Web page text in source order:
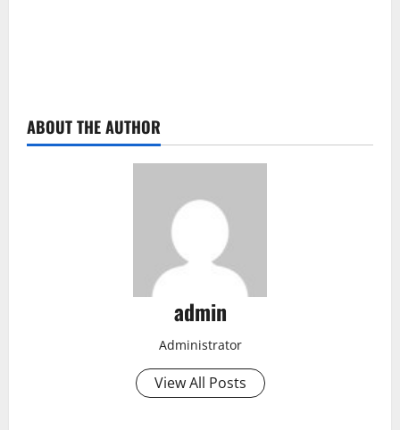
ABOUT THE AUTHOR
admin
Administrator
View All Posts